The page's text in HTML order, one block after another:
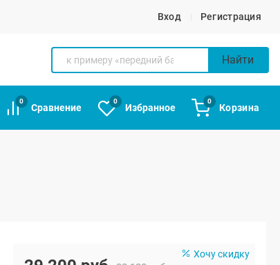
Вход Регистрация
Найти
0
Сравнение
0
Избранное
0
Корзина
Хочу скидку